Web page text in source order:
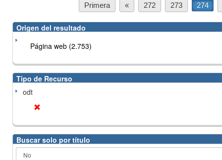
Primera « 272 273 274
Origen del resultado
Página web (2.753)
Tipo de Recurso
odt
Buscar solo por título